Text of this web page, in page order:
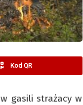
Kod QR
gasili strażacy w